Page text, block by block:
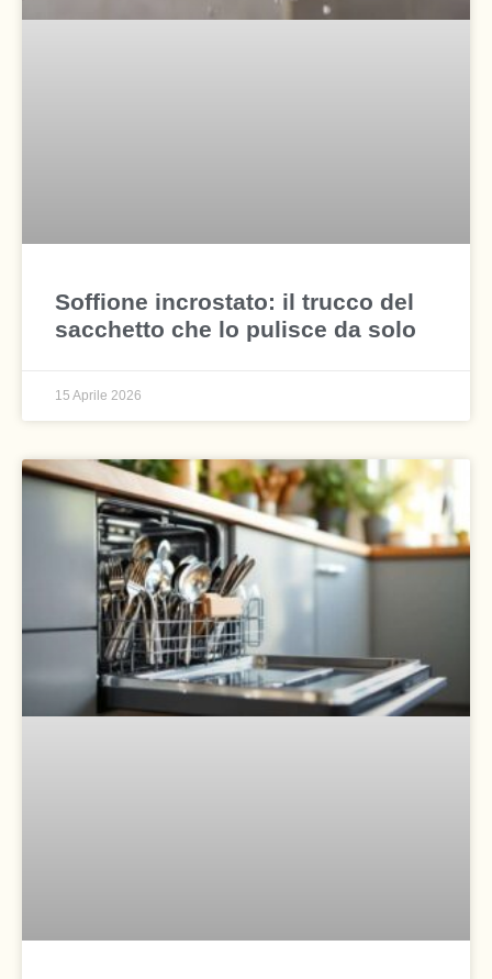
Soffione incrostato: il trucco del
sacchetto che lo pulisce da solo
15 Aprile 2026